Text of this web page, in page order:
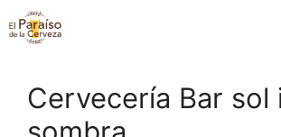
Saltar
al
Cervecería Bar sol